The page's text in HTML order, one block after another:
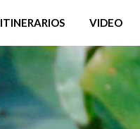
ITINERARIOS VIDEO